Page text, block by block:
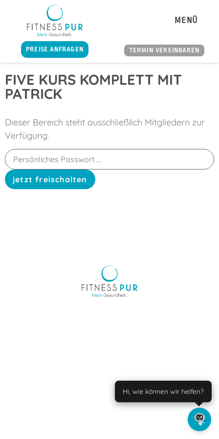
MENÜ
PREISE ANFRAGEN TERMIN VEREINBAREN
FIVE KURS KOMPLETT MIT
PATRICK
Dieser Bereich steht ausschließlich Mitgliedern zur
Verfügung.
Hi, wie können wir helfen?